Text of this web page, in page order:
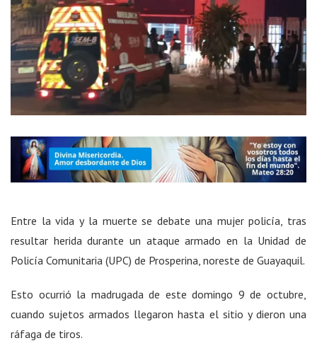
Entre la vida y la muerte se debate una mujer policía, tras
resultar herida durante un ataque armado en la Unidad de
Policía Comunitaria (UPC) de Prosperina, noreste de Guayaquil.
Esto ocurrió la madrugada de este domingo 9 de octubre,
cuando sujetos armados llegaron hasta el sitio y dieron una
ráfaga de tiros.